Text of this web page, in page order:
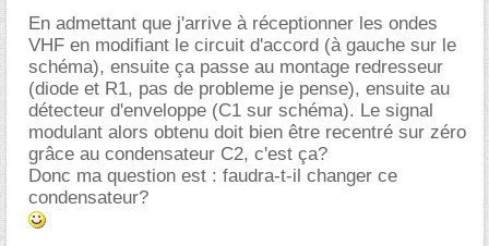
En admettant que j'arrive à réceptionner les ondes
VHF en modifiant le circuit d'accord (à gauche sur le
schéma), ensuite ça passe au montage redresseur
(diode et R1, pas de probleme je pense), ensuite au
détecteur d'enveloppe (C1 sur schéma). Le signal
modulant alors obtenu doit bien être recentré sur zéro
grâce au condensateur C2, c'est ça?
Donc ma question est : faudra-t-il changer ce
condensateur?